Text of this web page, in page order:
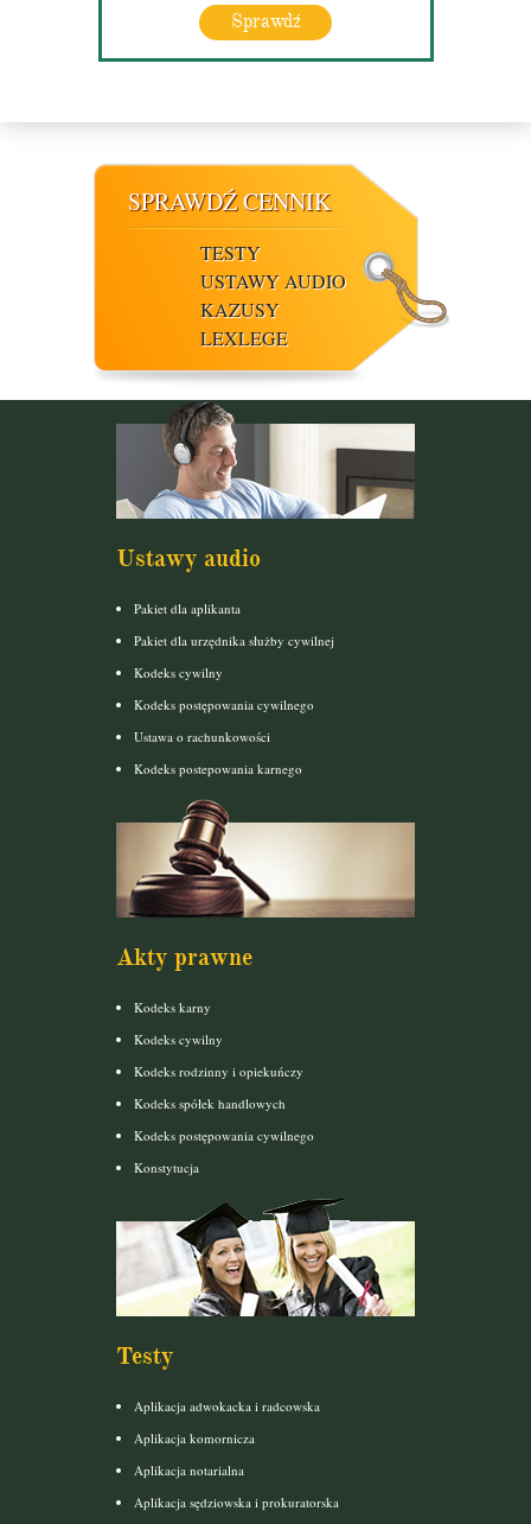
Sprawdź
SPRAWDŹ CENNIK
TESTY
USTAWY AUDIO
KAZUSY
LEXLEGE
Ustawy audio
Pakiet dla aplikanta
Pakiet dla urzędnika służby cywilnej
Kodeks cywilny
Kodeks postępowania cywilnego
Ustawa o rachunkowości
Kodeks postepowania karnego
Akty prawne
Kodeks karny
Kodeks cywilny
Kodeks rodzinny i opiekuńczy
Kodeks spółek handlowych
Kodeks postępowania cywilnego
Konstytucja
Testy
Aplikacja adwokacka i radcowska
Aplikacja komornicza
Aplikacja notarialna
Aplikacja sędziowska i prokuratorska